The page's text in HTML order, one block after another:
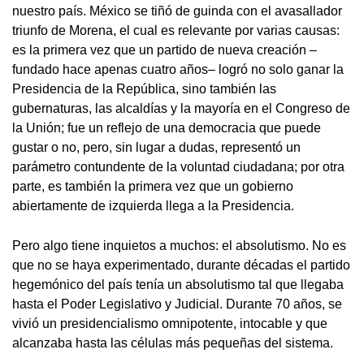
nuestro país. México se tiñó de guinda con el avasallador
triunfo de Morena, el cual es relevante por varias causas:
es la primera vez que un partido de nueva creación –
fundado hace apenas cuatro años– logró no solo ganar la
Presidencia de la República, sino también las
gubernaturas, las alcaldías y la mayoría en el Congreso de
la Unión; fue un reflejo de una democracia que puede
gustar o no, pero, sin lugar a dudas, representó un
parámetro contundente de la voluntad ciudadana; por otra
parte, es también la primera vez que un gobierno
abiertamente de izquierda llega a la Presidencia.
Pero algo tiene inquietos a muchos: el absolutismo. No es
que no se haya experimentado, durante décadas el partido
hegemónico del país tenía un absolutismo tal que llegaba
hasta el Poder Legislativo y Judicial. Durante 70 años, se
vivió un presidencialismo omnipotente, intocable y que
alcanzaba hasta las células más pequeñas del sistema.